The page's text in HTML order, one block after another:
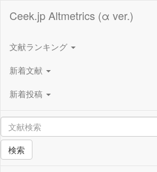
Ceek.jp Altmetrics (α ver.)
文献ランキング
新着文献
新着投稿
検索